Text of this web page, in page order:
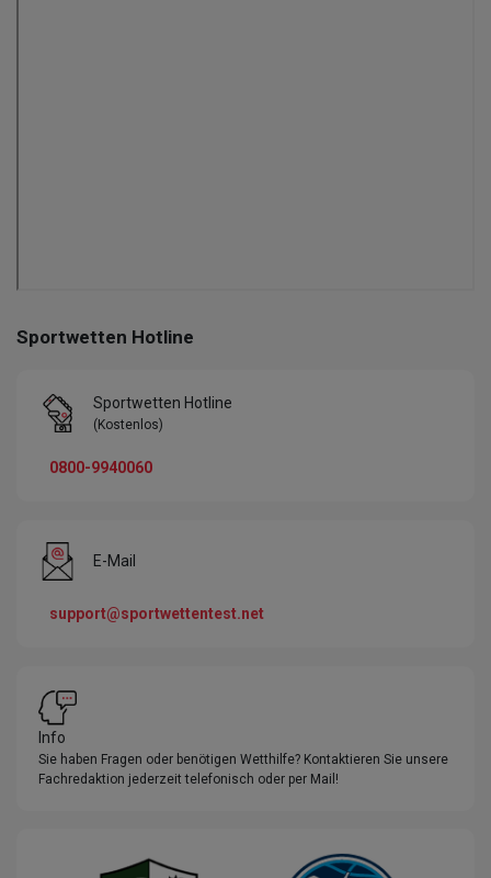
Sportwetten Hotline
Sportwetten Hotline
(Kostenlos)
0800-9940060
E-Mail
support@sportwettentest.net
Info
Sie haben Fragen oder benötigen Wetthilfe? Kontaktieren Sie unsere
Fachredaktion jederzeit telefonisch oder per Mail!